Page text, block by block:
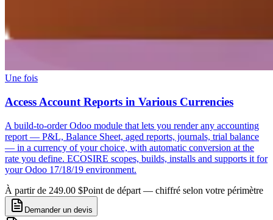
Une fois
Access Account Reports in Various Currencies
A build-to-order Odoo module that lets you render any accounting
report — P&L, Balance Sheet, aged reports, journals, trial balance
— in a currency of your choice, with automatic conversion at the
rate you define. ECOSIRE scopes, builds, installs and supports it for
your Odoo 17/18/19 environment.
À partir de 249.00 $Point de départ — chiffré selon votre périmètre
Demander un devis